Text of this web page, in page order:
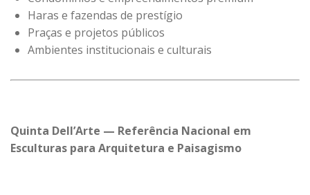
Haras e fazendas de prestígio
Praças e projetos públicos
Ambientes institucionais e culturais
Quinta Dell’Arte — Referência Nacional em
Esculturas para Arquitetura e Paisagismo